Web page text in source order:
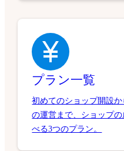
プラン一覧
初めてのショップ開設
の運営まで、ショップ
べる3つのプラン。